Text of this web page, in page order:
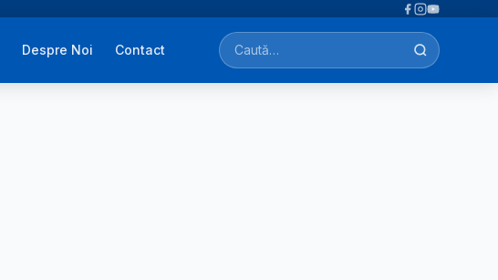
Despre Noi Contact
Caută afecțiuni, tratamente, simptome…